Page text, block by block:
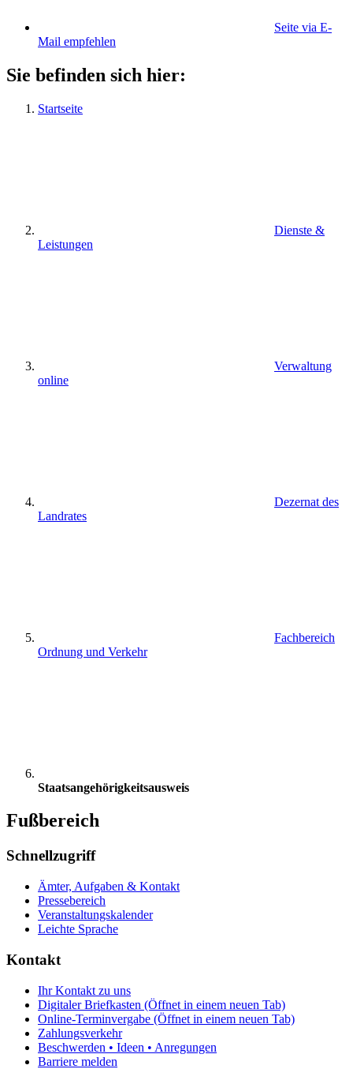
Seite via E-
Mail empfehlen
Sie befinden sich hier:
Startseite
Dienste &
Leistungen
Verwaltung
online
Dezernat des
Landrates
Fachbereich
Ordnung und Verkehr
Staatsangehörigkeitsausweis
Fußbereich
Schnellzugriff
Ämter, Aufgaben & Kontakt
Pressebereich
Veranstaltungskalender
Leichte Sprache
Kontakt
Ihr Kontakt zu uns
Digitaler Briefkasten (Öffnet in einem neuen Tab)
Online-Terminvergabe (Öffnet in einem neuen Tab)
Zahlungsverkehr
Beschwerden • Ideen • Anregungen
Barriere melden